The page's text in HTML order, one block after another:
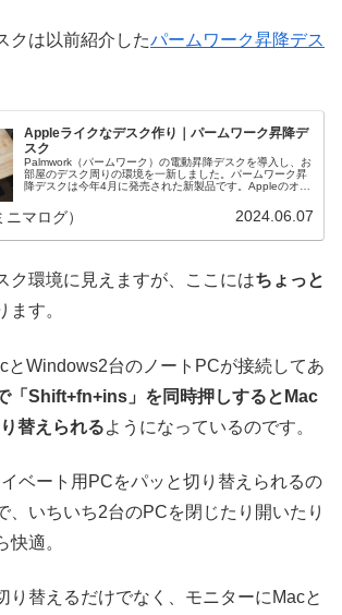
クは以前紹介したパームワーク昇降デス
Appleライクなデスク作り｜パームワーク昇降デ
スク
Palmwork（パームワーク）の電動昇降デスクを導入し、お
部屋のデスク周りの環境を一新しました。パームワーク昇
降デスクは今年4月に発売された新製品です。Appleのオフ
環境ができました。
マログ） 2024.06.07
ク環境に見えますが、ここにはちょっと
ます。
とWindows2台のノートPCが接続してあ
「Shift+fn+ins」を同時押しするとMac
替えられるようになっているのです。
ベート用PCをパッと切り替えられるの
、いちいち2台のPCを閉じたり開いたり
快適。
り替えるだけでなく、モニターにMacと